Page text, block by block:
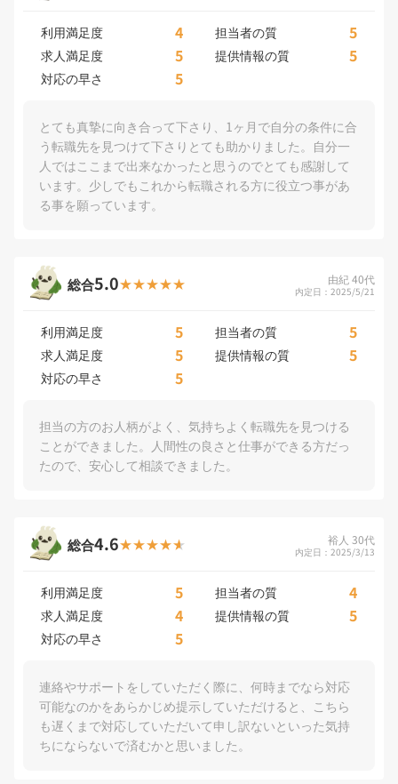
利用満足度 4 担当者の質 5
求人満足度 5 提供情報の質 5
対応の早さ 5
とても真摯に向き合って下さり、1ヶ月で自分の条件に合
う転職先を見つけて下さりとても助かりました。自分一
人ではここまで出来なかったと思うのでとても感謝して
います。少しでもこれから転職される方に役立つ事があ
る事を願っています。
総合5.0 由紀 40代
内定日：2025/5/21
利用満足度 5 担当者の質 5
求人満足度 5 提供情報の質 5
対応の早さ 5
担当の方のお人柄がよく、気持ちよく転職先を見つける
ことができました。人間性の良さと仕事ができる方だっ
たので、安心して相談できました。
総合4.6 裕人 30代
内定日：2025/3/13
利用満足度 5 担当者の質 4
求人満足度 4 提供情報の質 5
対応の早さ 5
連絡やサポートをしていただく際に、何時までなら対応
可能なのかをあらかじめ提示していただけると、こちら
も遅くまで対応していただいて申し訳ないといった気持
ちにならないで済むかと思いました。